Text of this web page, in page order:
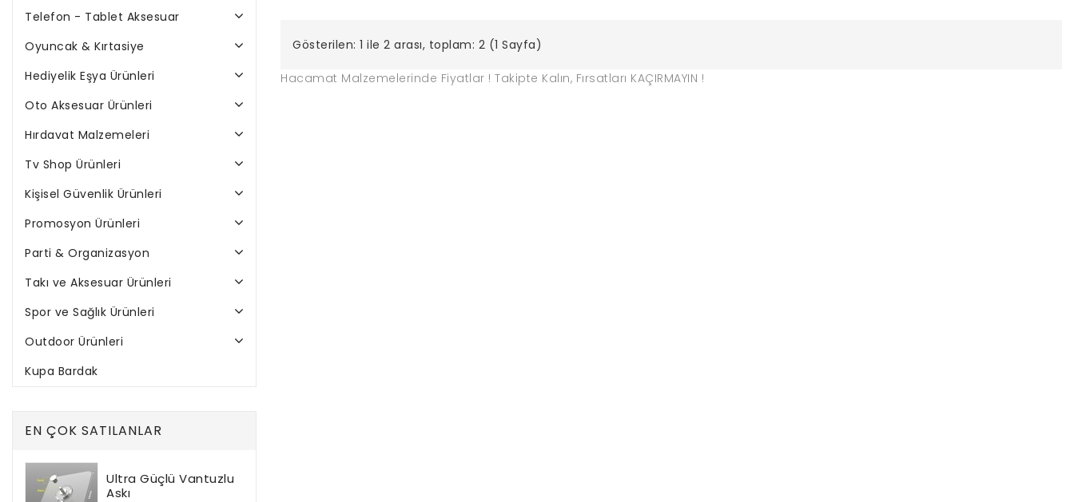
Telefon - Tablet Aksesuar
Oyuncak & Kırtasiye
Hediyelik Eşya Ürünleri
Oto Aksesuar Ürünleri
Hırdavat Malzemeleri
Tv Shop Ürünleri
Kişisel Güvenlik Ürünleri
Promosyon Ürünleri
Parti & Organizasyon
Takı ve Aksesuar Ürünleri
Spor ve Sağlık Ürünleri
Outdoor Ürünleri
Kupa Bardak
EN ÇOK SATILANLAR
Ultra Güçlü Vantuzlu
Askı
Gösterilen: 1 ile 2 arası, toplam: 2 (1 Sayfa)
Hacamat Malzemelerinde Fiyatlar ! Takipte Kalın, Fırsatları KAÇIRMAYIN !